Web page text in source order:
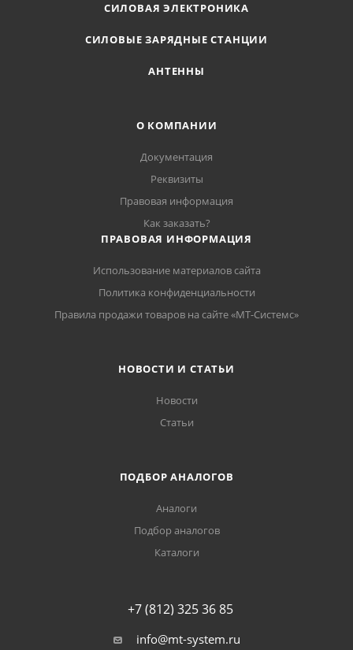
СИЛОВАЯ ЭЛЕКТРОНИКА
СИЛОВЫЕ ЗАРЯДНЫЕ СТАНЦИИ
АНТЕННЫ
О КОМПАНИИ
Документация
Реквизиты
Правовая информация
Как заказать?
ПРАВОВАЯ ИНФОРМАЦИЯ
Использование материалов сайта
Политика конфиденциальности
Правила продажи товаров на сайте «МТ-Системс»
НОВОСТИ И СТАТЬИ
Новости
Статьи
ПОДБОР АНАЛОГОВ
Аналоги
Подбор аналогов
Каталоги
+7 (812) 325 36 85
info@mt-system.ru